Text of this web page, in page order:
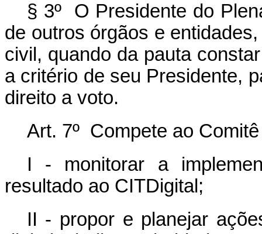
§ 3º O Presidente do
de outros órgãos e
civil, quando da pauta
a critério de seu Presidente,
direito a voto.
Art. 7º Compete ao
I - monitorar a
resultado ao CITDigital;
II - propor e planejar